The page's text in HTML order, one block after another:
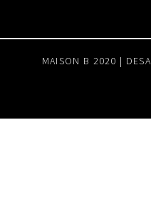
MAISON B 2020 |